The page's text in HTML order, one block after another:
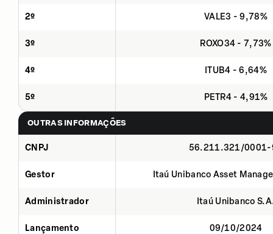
2º VALE3 - 9,78%
3º ROXO34 - 7,73%
4º ITUB4 - 6,64%
5º PETR4 - 4,91%
OUTRAS INFORMAÇÕES
CNPJ 56.211.321/
Gestor Itaú Unibanco Asset
Administrador Itaú Unibanco
Lançamento 09/10/2024